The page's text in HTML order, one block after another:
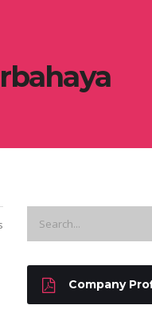
Company